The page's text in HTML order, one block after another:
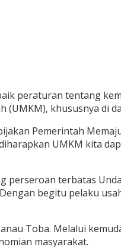
peraturan tentang
khususnya di
Pemerintah
UMKM kita
perseroan terbatas
begitu pelaku
Toba. Melalui
masyarakat.